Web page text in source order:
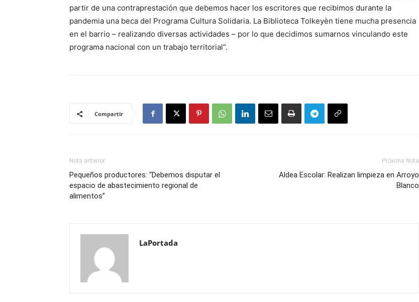
partir de una contraprestación que debemos hacer los escritores que recibimos durante la
pandemia una beca del Programa Cultura Solidaria. La Biblioteca Tolkeyèn tiene mucha presencia
en el barrio – realizando diversas actividades – por lo que decidimos sumarnos vinculando este
programa nacional con un trabajo territorial”.
Compartir
Nota anterior
Pequeños productores: “Debemos disputar el
espacio de abastecimiento regional de
alimentos”
Próxima Nota
Aldea Escolar: Realizan limpieza en Arroyo
Blanco
LaPortada